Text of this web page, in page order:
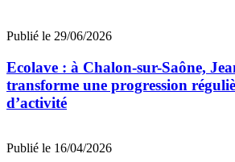
Publié le 29/06/2026
Ecolave : à Chalon-sur-Saône,
transforme une progression
d’activité
Publié le 16/04/2026